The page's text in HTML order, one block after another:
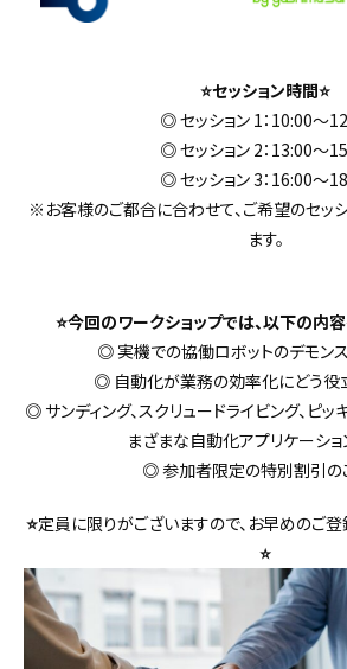
⭐セッション時間⭐
◎セッション 1：10:00～
◎セッション 2：13:00～
◎セッション 3：16:00～
※お客様のご都合に合わせて、ご希望のセッ
ます。
⭐今回のワークショップでは、以下の内
◎実機での協働ロボットのデモン
◎ 自動化が業務の効率化にどう役
◎ サンディング、スクリュードライビング、ピッ
まざまな自動化アプリケーシ
◎参加者限定の特別割引の
⭐定員に限りがございますので、お早めのご登
⭐